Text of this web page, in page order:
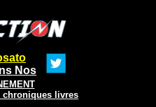
Nos
chroniques livres